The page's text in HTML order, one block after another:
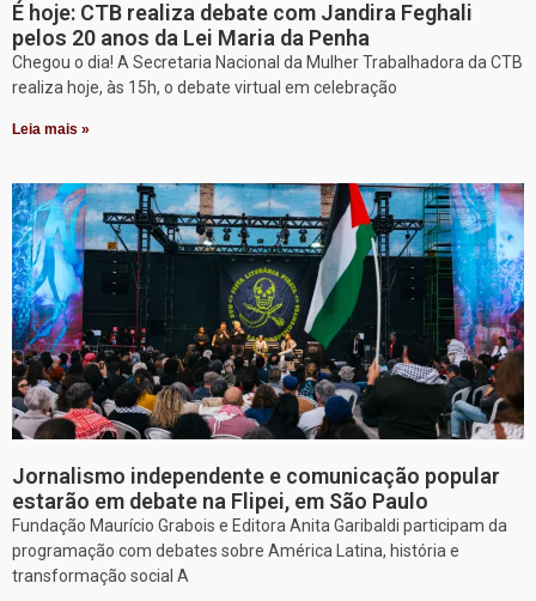
É hoje: CTB realiza debate com Jandira Feghali
pelos 20 anos da Lei Maria da Penha
Chegou o dia! A Secretaria Nacional da Mulher Trabalhadora da CTB
realiza hoje, às 15h, o debate virtual em celebração
Leia mais »
Jornalismo independente e comunicação popular
estarão em debate na Flipei, em São Paulo
Fundação Maurício Grabois e Editora Anita Garibaldi participam da
programação com debates sobre América Latina, história e
transformação social A